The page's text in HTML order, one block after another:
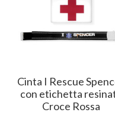
Cinta I Rescue
con etichetta
Croce Rossa